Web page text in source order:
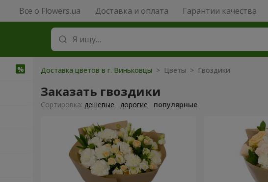
Все о Flowers.ua Доставка и оплата Гарантии качества
Доставка цветов в г. Виньковцы > Цветы > Гвоздики
Заказать гвоздики
Cортировка: дешевые дорогие популярные